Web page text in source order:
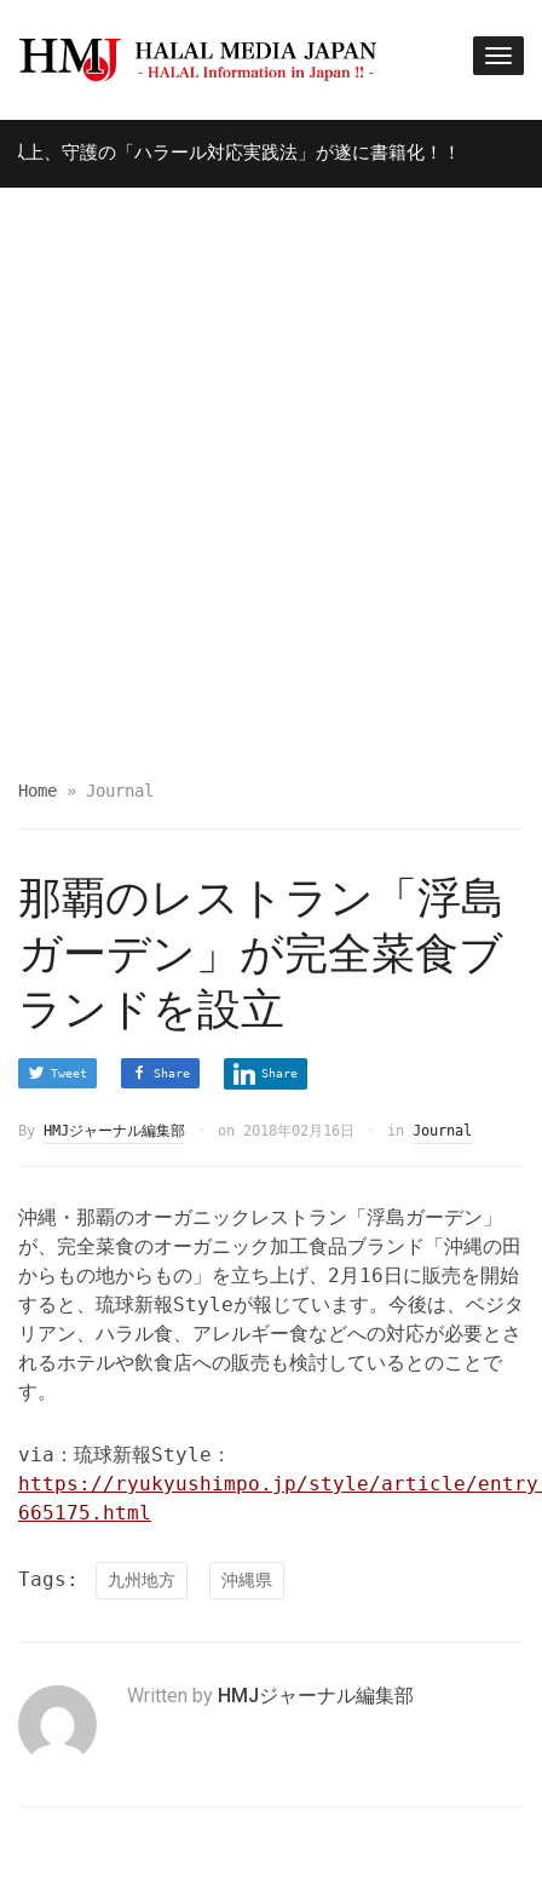
護の「ハラール対応実践法」が遂に書籍化！！
Home » Journal
那覇のレストラン「浮島
ガーデン」が完全菜食ブ
ランドを設立
Tweet Share Share
By HMJジャーナル編集部 on 2018年02月16日 in Journal
沖縄・那覇のオーガニックレストラン「浮島ガーデン」
が、完全菜食のオーガニック加工食品ブランド「沖縄の田
からもの地からもの」を立ち上げ、2月16日に販売を開始
すると、琉球新報Styleが報じています。今後は、ベジタ
リアン、ハラル食、アレルギー食などへの対応が必要とさ
れるホテルや飲食店への販売も検討しているとのことで
す。
via：琉球新報Style：
https://ryukyushimpo.jp/style/article/
665175.html
Tags: 九州地方 沖縄県
Written by HMJジャーナル編集部